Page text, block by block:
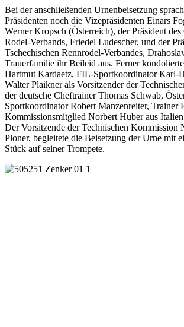
Bei der anschließenden Urnenbeisetzung
Präsidenten noch die Vizepräsidenten Einars
Werner Kropsch (Österreich), der Präsident des
Rodel-Verbands, Friedel Ludescher, und der
Tschechischen Rennrodel-Verbandes,
Trauerfamilie ihr Beileid aus. Ferner
Hartmut Kardaetz, FIL-Sportkoordinator Karl-
Walter Plaikner als Vorsitzender der
der deutsche Cheftrainer Thomas Schwab,
Sportkoordinator Robert Manzenreiter, Trainer
Kommissionsmitglied Norbert Huber aus
Der Vorsitzende der Technischen Kommission
Ploner, begleitete die Beisetzung der Urne mit
Stück auf seiner Trompete.